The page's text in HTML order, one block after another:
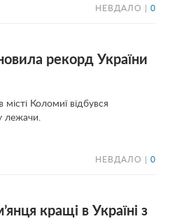
НЕВДАЛО | 0
рекорд України
Коломиї відбувся
лежачи.
НЕВДАЛО | 0
кращі в Україні з